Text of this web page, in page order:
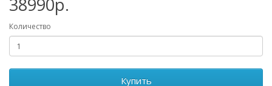
38990р.
Количество
Купить